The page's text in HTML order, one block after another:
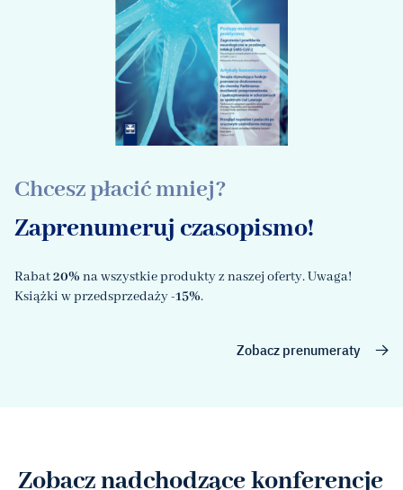
Chcesz płacić mniej?
Zaprenumeruj czasopismo!
Rabat20% na wszystkie produkty z naszej oferty. Uwaga!
Książki w przedsprzedaży-15%.
Zobacz prenumeraty
Zobacz nadchodzące konferencje